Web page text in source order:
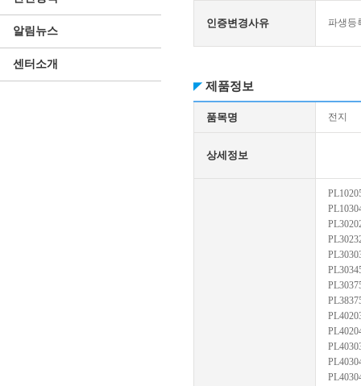
알림뉴스
센터소개
인증변경사유 파생등
제품정보
품목명 전지
상세정보